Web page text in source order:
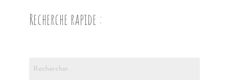
Recherche rapide :